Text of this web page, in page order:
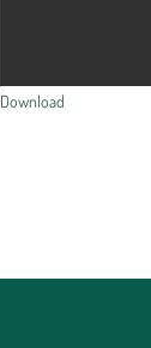
Download